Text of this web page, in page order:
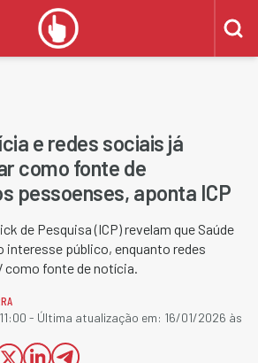
e redes sociais já
como fonte de
pessoenses, aponta ICP
de Pesquisa (ICP) revelam que Saúde
interesse público, enquanto redes
como fonte de notícia.
- Última atualização em: 16/01/2026 às